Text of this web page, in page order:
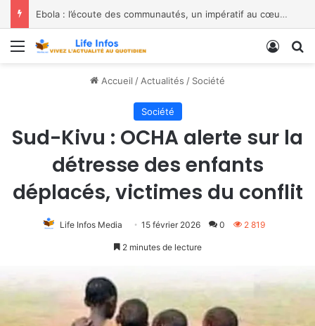
Menu
Accueil / Actualités / Société
Société
Sud-Kivu : OCHA alerte sur la
détresse des enfants
déplacés, victimes du conflit
Life Infos Media 15 février 2026 0 2 819
2 minutes de lecture